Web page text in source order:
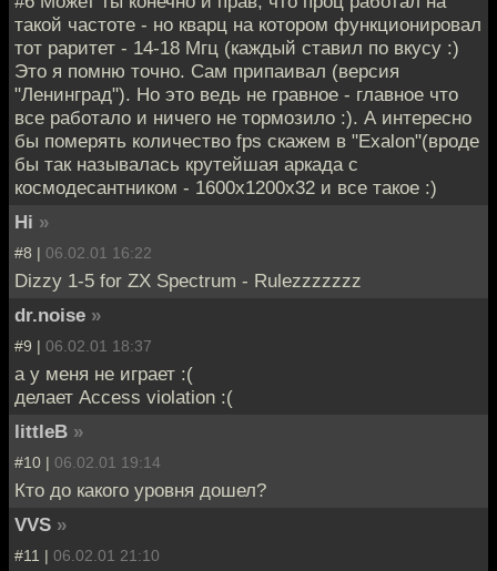
такой частоте - но кварц на котором функционировал
тот раритет - 14-18 Мгц (каждый ставил по вкусу :)
Это я помню точно. Сам припаивал (версия
"Ленинград"). Но это ведь не гравное - главное что
все работало и ничего не тормозило :). А интересно
бы померять количество fps скажем в "Exalon"(вроде
бы так называлась крутейшая аркада с
космодесантником - 1600х1200х32 и все такое :)
Hi »
#8 | 06.02.01 16:22
Dizzy 1-5 for ZX Spectrum - Rulezzzzzzz
dr.noise »
#9 | 06.02.01 18:37
а у меня не играет :(
делает Access violation :(
littleB »
#10 | 06.02.01 19:14
Кто до какого уровня дошел?
VVS »
#11 | 06.02.01 21:10